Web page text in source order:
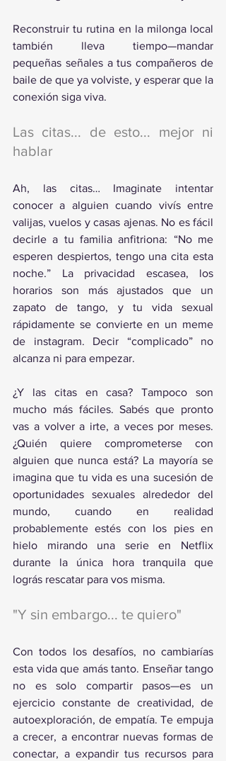
Reconstruir tu rutina en la milonga local
también lleva tiempo—mandar
pequeñas señales a tus compañeros de
baile de que ya volviste, y esperar que la
conexión siga viva.
Las citas... de esto... mejor ni
hablar
Ah, las citas… Imaginate intentar
conocer a alguien cuando vivís entre
valijas, vuelos y casas ajenas. No es fácil
decirle a tu familia anfitriona: “No me
esperen despiertos, tengo una cita esta
noche.” La privacidad escasea, los
horarios son más ajustados que un
zapato de tango, y tu vida sexual
rápidamente se convierte en un meme
de instagram. Decir “complicado” no
alcanza ni para empezar.
¿Y las citas en casa? Tampoco son
mucho más fáciles. Sabés que pronto
vas a volver a irte, a veces por meses.
¿Quién quiere comprometerse con
alguien que nunca está? La mayoría se
imagina que tu vida es una sucesión de
oportunidades sexuales alrededor del
mundo, cuando en realidad
probablemente estés con los pies en
hielo mirando una serie en Netflix
durante la única hora tranquila que
lográs rescatar para vos misma.
"Y sin embargo... te quiero"
Con todos los desafíos, no cambiarías
esta vida que amás tanto. Enseñar tango
no es solo compartir pasos—es un
ejercicio constante de creatividad, de
autoexploración, de empatía. Te empuja
a crecer, a encontrar nuevas formas de
conectar, a expandir tus recursos para